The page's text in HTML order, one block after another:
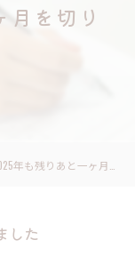
を切り
年も残りあと一ヶ月を切りました
した